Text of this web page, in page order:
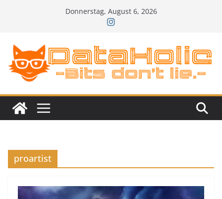
Donnerstag, August 6, 2026
proartist